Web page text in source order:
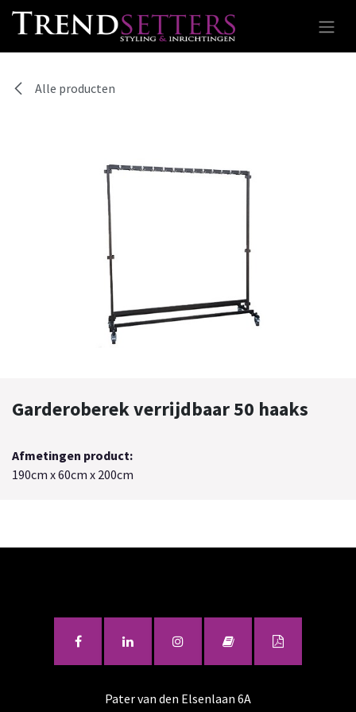
Overslaan naar inhoud
Alle producten
Garderoberek verrijdbaar 50 haaks
Afmetingen product:
190cm x 60cm x 200cm
Pater van den Elsenlaan 6A